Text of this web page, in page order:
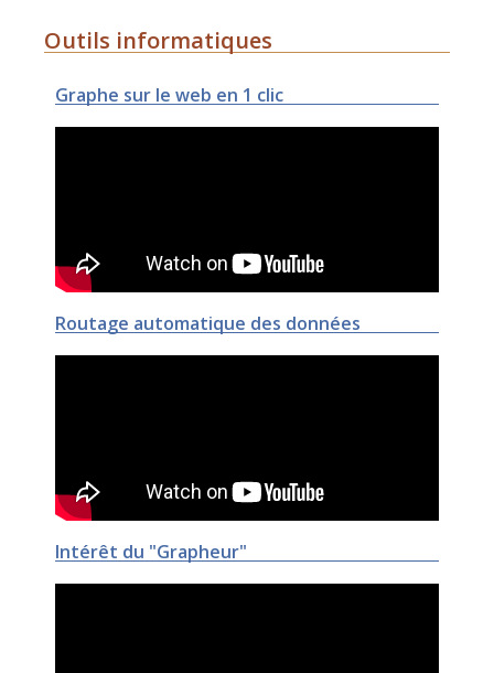
Outils informatiques
Graphe sur le web en 1 clic
Routage automatique des données
Intérêt du "Grapheur"